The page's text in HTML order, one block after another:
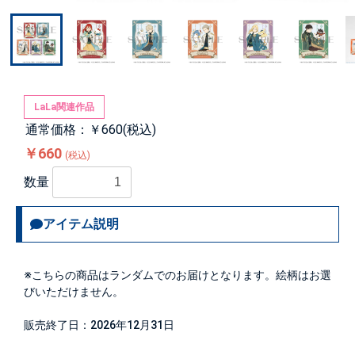
LaLa関連作品
通常価格：￥660(税込)
￥660 (税込)
数量
アイテム説明
※こちらの商品はランダムでのお届けとなります。絵柄はお選
びいただけません。
販売終了日：2026年12月31日